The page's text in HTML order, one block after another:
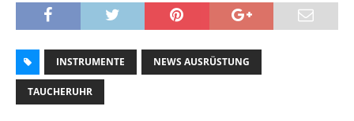
INSTRUMENTE NEWS AUSRÜSTUNG
TAUCHERUHR